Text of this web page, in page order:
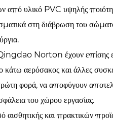
από υλικό PVC υψηλής
στη διάβρωση του
Norton έχουν επίσης
αερόσακος και άλλες
φορά, να αποφύγουν
του χώρου εργασίας.
αισθητικής και πρακτικών